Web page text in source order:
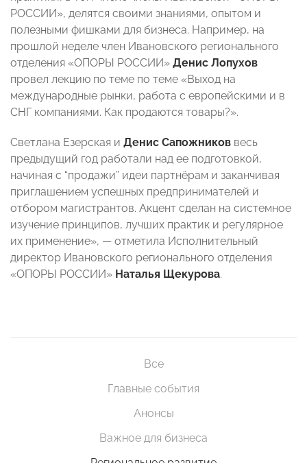
РОССИИ», делятся своими знаниями, опытом и
полезными фишками для бизнеса. Например, на
прошлой неделе член Ивановского регионального
отделения «ОПОРЫ РОССИИ» Денис Лопухов
провел лекцию по теме по теме «Выход на
международные рынки, работа с европейскими и в
СНГ компаниями. Как продаются товары?».
Светлана Езерская и Денис Сапожников весь
предыдущий год работали над ее подготовкой,
начиная с “продажи” идеи партнёрам и заканчивая
приглашением успешных предпринимателей и
отбором магистрантов. Акцент сделан на системное
изучение принципов, лучших практик и регулярное
их применение», — отметила Исполнительный
директор Ивановского регионального отделения
«ОПОРЫ РОССИИ» Наталья Щекурова.
Все
Главные события
Анонсы
Важное для бизнеса